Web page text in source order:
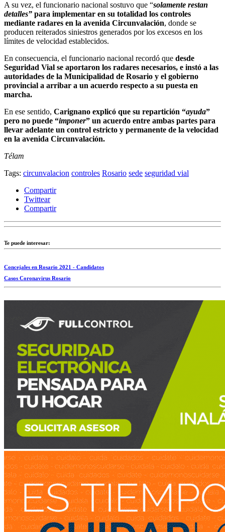
A su vez, el funcionario nacional sostuvo que “solamente restan
detalles” para implementar en su totalidad los controles
mediante radares en la avenida Circunvalación, donde se
producen reiterados siniestros generados por los excesos en los
límites de velocidad establecidos.
En consecuencia, el funcionario nacional recordó que desde
Seguridad Vial se aportaron los radares necesarios, e instó a las
autoridades de la Municipalidad de Rosario y el gobierno
provincial a arribar a un acuerdo respecto a su puesta en
marcha.
En ese sentido, Carignano explicó que su repartición “ayuda”
pero no puede “imponer” un acuerdo entre ambas partes para
llevar adelante un control estricto y permanente de la velocidad
en la avenida Circunvalación.
Télam
Tags: circunvalacion controles Rosario sede seguridad vial
Compartir
Twittear
Compartir
Te puede interesar:
Concejales en Rosario 2021 - Candidatos
Casos Coronavirus Rosario